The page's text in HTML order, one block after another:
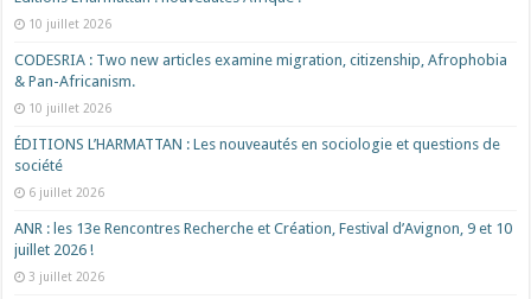
10 juillet 2026
CODESRIA : Two new articles examine migration, citizenship, Afrophobia
& Pan-Africanism.
10 juillet 2026
ÉDITIONS L’HARMATTAN : Les nouveautés en sociologie et questions de
société
6 juillet 2026
ANR : les 13e Rencontres Recherche et Création, Festival d’Avignon, 9 et 10
juillet 2026 !
3 juillet 2026